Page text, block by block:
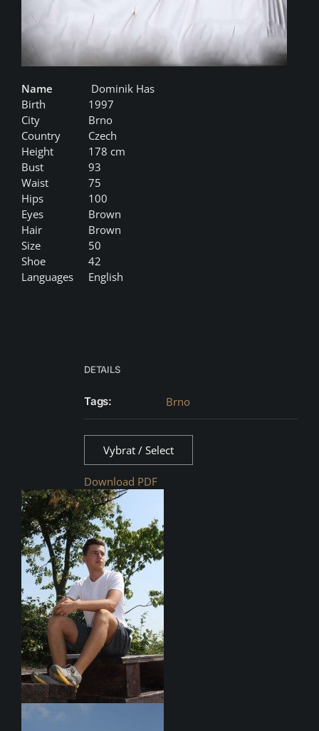
Name
Dominik Has
Birth
1997
City
Brno
Country
Czech
Height
178 cm
Bust
93
Waist
75
Hips
100
Eyes
Brown
Hair
Brown
Size
50
Shoe
42
Languages
English
DETAILS
Tags: Brno
Vybrat / Select
Download PDF